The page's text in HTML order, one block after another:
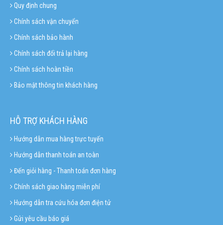
Quy định chung
Chính sách vận chuyển
Chính sách bảo hành
Chính sách đổi trả lại hàng
Chính sách hoàn tiền
Bảo mật thông tin khách hàng
HỖ TRỢ KHÁCH HÀNG
Hướng dẫn mua hàng trực tuyến
Hướng dẫn thanh toán an toàn
Đến giỏi hàng - Thanh toán đơn hàng
Chính sách giao hàng miễn phí
Hướng dẫn tra cứu hóa đơn điện tử
Gửi yêu cầu báo giá